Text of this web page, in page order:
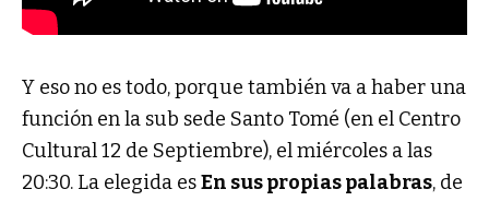
Y eso no es todo, porque también va a haber una
función en la sub sede Santo Tomé (en el Centro
Cultural 12 de Septiembre), el miércoles a las
20:30. La elegida esEn sus propias palabras, de